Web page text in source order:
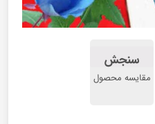
سنجش
مقایسه محصول